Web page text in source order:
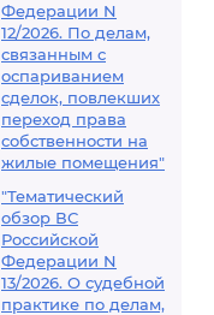
Федерации N
12/2026. По делам,
связанным с
оспариванием
сделок, повлекших
переход права
собственности на
жилые помещения"
"Тематический
обзор ВС
Российской
Федерации N
13/2026. О судебной
практике по делам,